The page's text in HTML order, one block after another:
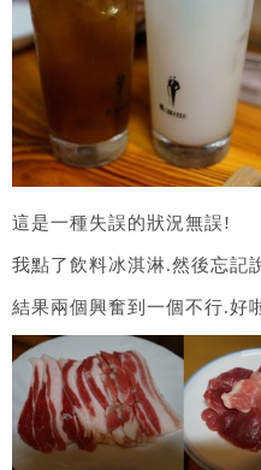
這是一種失誤的狀況無誤!
我點了飲料冰淇淋.然後忘記
結果兩個興奮到一個不行.好